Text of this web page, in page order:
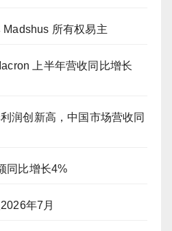
所有权易主
上半年营收同比增长
润创新高，中国市场营收同
同比增长4%
年7月